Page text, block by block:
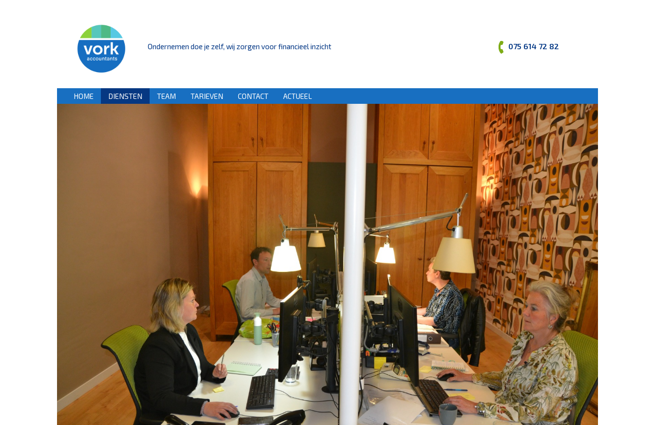
Ondernemen doe je zelf, wij zorgen voor financieel inzicht 075 614 72 82
HOME DIENSTEN TEAM TARIEVEN CONTACT ACTUEEL